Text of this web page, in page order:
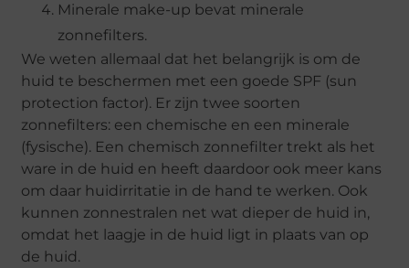
Minerale make-up bevat minerale
zonnefilters.
We weten allemaal dat het belangrijk is om de
huid te beschermen met een goede SPF (sun
protection factor). Er zijn twee soorten
zonnefilters: een chemische en een minerale
(fysische). Een chemisch zonnefilter trekt als het
ware in de huid en heeft daardoor ook meer kans
om daar huidirritatie in de hand te werken. Ook
kunnen zonnestralen net wat dieper de huid in,
omdat het laagje in de huid ligt in plaats van op
de huid.